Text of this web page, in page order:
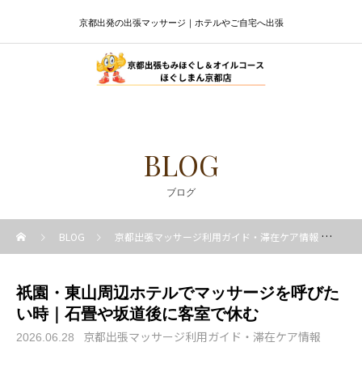
京都出発の出張マッサージ｜ホテルやご自宅へ出張
BLOG
ブログ
BLOG 京都出張マッサージ利用ガイド・滞在ケア情報
祇園・東山周辺ホテルでマッサージを呼びた
い時｜石畳や坂道後に客室で休む
2026.06.28 京都出張マッサージ利用ガイド・滞在ケア情報